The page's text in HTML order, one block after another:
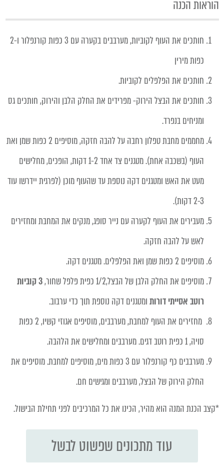
הוראות הכנה
חותכים את העוף לקוביות, מערבבים בקערה עם 3 כפות קורנפלור ו-2
כפות מירין
חותכים את הפלפלים לקוביות.
חותכים את הבצל הירוק- מפרידים את החלק הלבן והירוק, חותכים גס
ומניחים בנפרד.
מחממים מחבת טפלון רחבה על להבה חזקה, מוסיפים 2 כפות שמן ואת
העוף (בשכבה אחת). מטגנים צד אחד 1-2 דקות, הופכים, מחלישים
מעט את האש ומטגנים דקה נוספת עד שהעוף מוכן (לפרגית יידרשו עוד
2-3 דקות).
מעבירים את העוף לקערה עם נייר סופג, מנקים את המחבת ומחזירים
לאש על להבה חזקה.
מוסיפים 2 כפות שמן ואת הפלפלים. מטגנים דקה.
מוסיפים את החלק הלבן של הבצל,1/2 כפית פלפל שחור,
3 קוביות
רוטב אסייתי דורותומטגנים דקה נוספת תוך כדי ערבוב.
מחזירים את העוף למחבת, מערבבים, מוסיפים אגוזי קשיו, 2 כפות
סויה, 1 כפית רוטב דגים. מערבבים ומחלישים את הלהבה.
מערבבים כף קורנפלור עם 3 כפות מים, מוסיפים למחבת. מוסיפים את
החלק הירוק של הבצל, מערבבים ומגישים חם.
*קצב הכנת המנה הוא מהיר, הכינו את כל המרכיבים לפני תחילת הבישול.
עוד מתכונים שפשוט לבשל